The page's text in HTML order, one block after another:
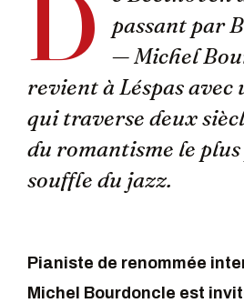
passant par
— Michel
revient à Léspas avec
qui traverse deux
du romantisme le
souffle du jazz.
Pianiste de renommée
Michel Bourdoncle est